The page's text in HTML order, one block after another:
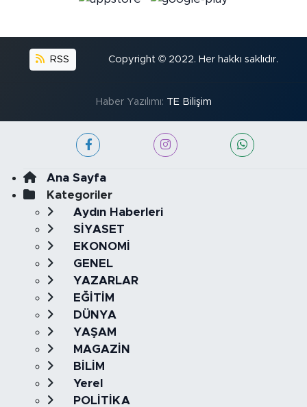
RSS Copyright © 2022. Her hakkı saklıdır.
Haber Yazılımı: TE Bilişim
Ana Sayfa
Kategoriler
Aydın Haberleri
SİYASET
EKONOMİ
GENEL
YAZARLAR
EĞİTİM
DÜNYA
YAŞAM
MAGAZİN
BİLİM
Yerel
POLİTİKA